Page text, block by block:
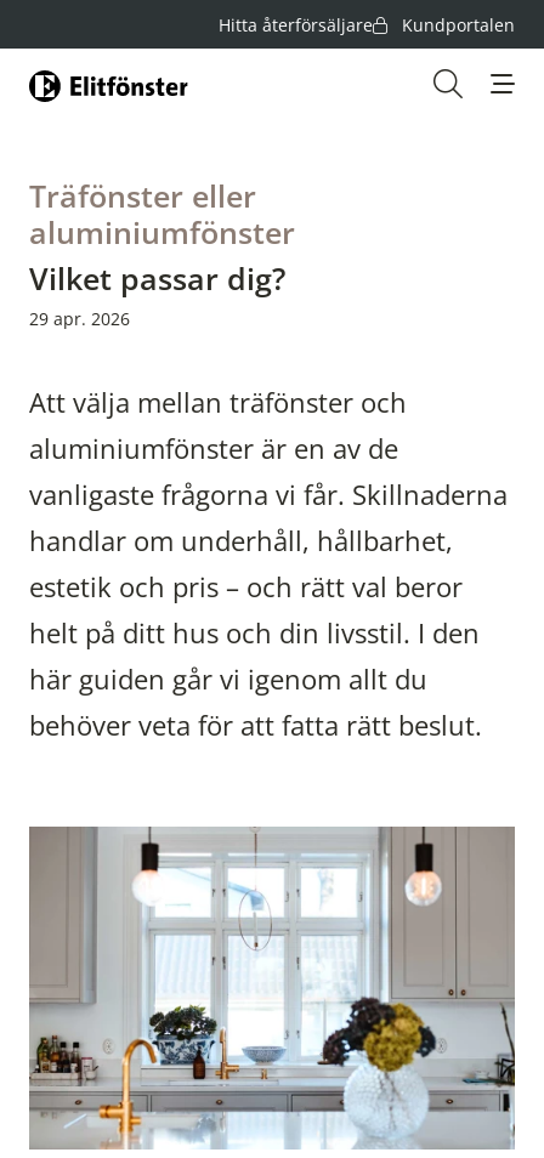
Hitta återförsäljare Kundportalen
Hem
Träfönster eller
aluminiumfönster
Vilket passar dig?
29 apr. 2026
Att välja mellan träfönster och
aluminiumfönster är en av de
vanligaste frågorna vi får. Skillnaderna
handlar om underhåll, hållbarhet,
estetik och pris – och rätt val beror
helt på ditt hus och din livsstil. I den
här guiden går vi igenom allt du
behöver veta för att fatta rätt beslut.